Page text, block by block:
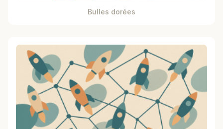
Bulles dorées